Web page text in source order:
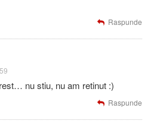
Raspunde
nu stiu, nu am retinut :)
Raspunde